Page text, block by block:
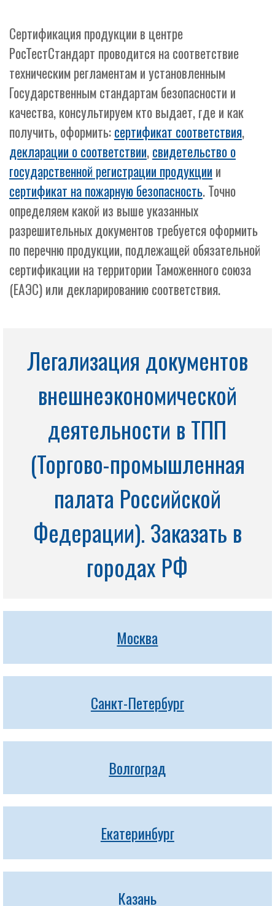
Сертификация продукции в центре
РосТестСтандарт проводится на соответствие
техническим регламентам и установленным
Государственным стандартам безопасности и
качества, консультируем кто выдает, где и как
получить, оформить:сертификат соответствия,
декларации о соответствии,свидетельство о
государственной регистрации продукции и
сертификат на пожарную безопасность. Точно
определяем какой из выше указанных
разрешительных документов требуется оформить
по перечню продукции, подлежащей обязательной
сертификации на территории Таможенного союза
(ЕАЭС) или декларированию соответствия.
Легализация документов
внешнеэкономической
деятельности в ТПП
(Торгово-промышленная
палата Российской
Федерации). Заказать в
городах РФ
Москва
Санкт-Петербург
Волгоград
Екатеринбург
Казань